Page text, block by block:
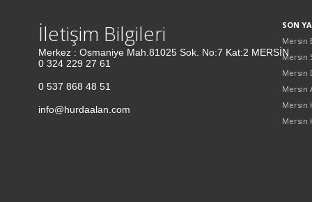
İletişim Bilgileri
Merkez : Osmaniye Mah.81025 Sok. No:7 Kat:2 MERSİN
0 324 229 27 61
0 537 868 48 51
info@hurdaalan.com
SON
Mersin
Mersin
Mersin
Mersin
Mersin
Mersin